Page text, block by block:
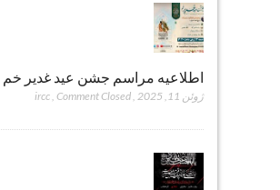
اطلاعیه مراسم جشن عید غدیر خم
ژوئن 11, 2025 ,
ircc, Comment Closed